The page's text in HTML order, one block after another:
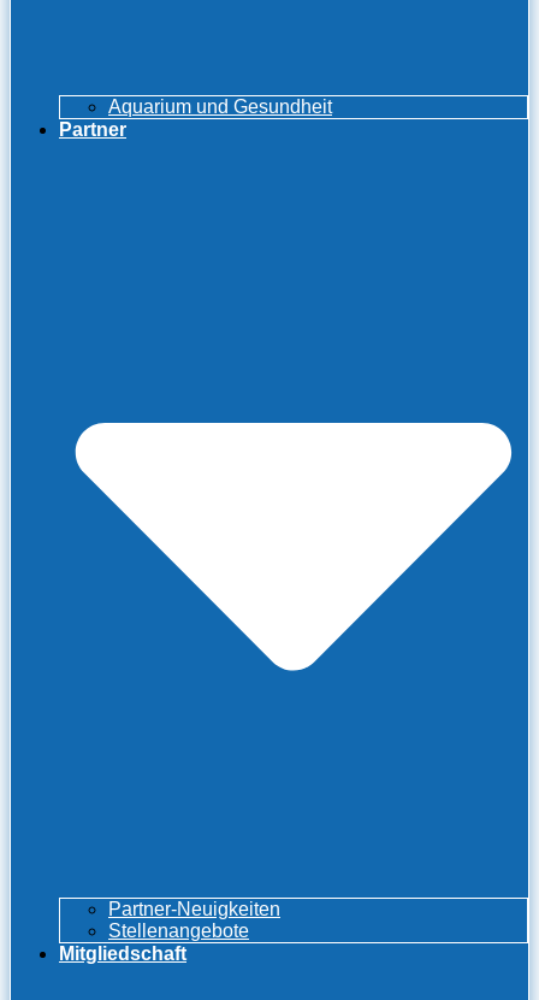
Aquarium und Gesundheit
Partner
Partner-Neuigkeiten
Stellenangebote
Mitgliedschaft